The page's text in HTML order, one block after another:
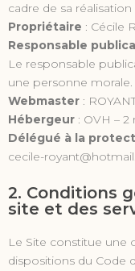
cadre de sa
Propriétaire : Cécile
Responsable
Le responsable
une personne morale.
Webmaster :
Hébergeur : OVH –
Délégué à la
cecile-
2. Conditions
site et des
Le Site constitue une
dispositions du Code